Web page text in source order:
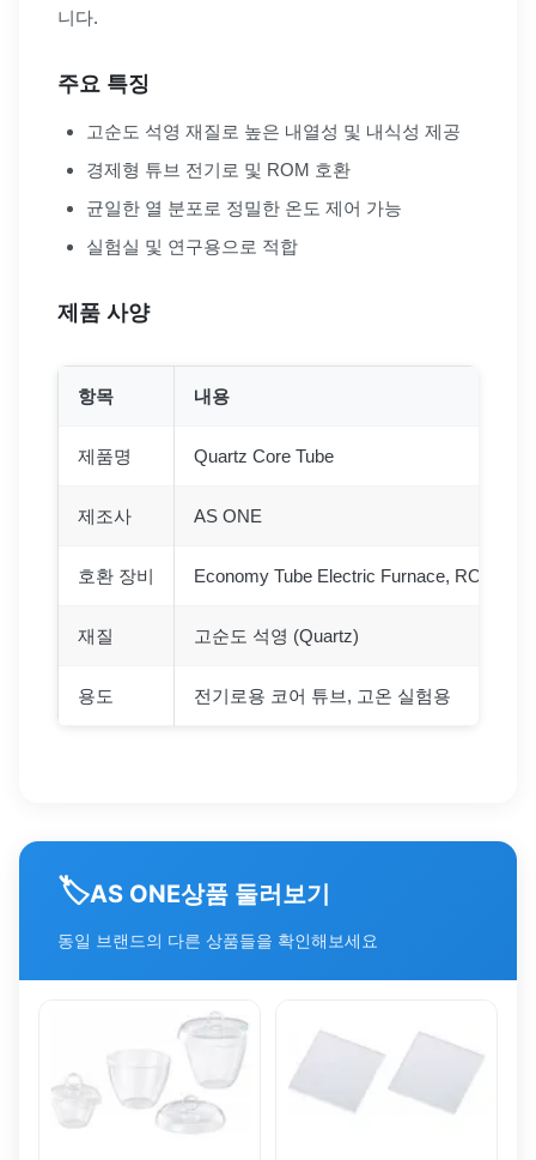
니다.
주요 특징
고순도 석영 재질로 높은 내열성 및 내식성 제공
경제형 튜브 전기로 및 ROM 호환
균일한 열 분포로 정밀한 온도 제어 가능
실험실 및 연구용으로 적합
제품 사양
항목 내용
제품명 Quartz Core Tube
제조사 AS ONE
호환 장비 Economy Tube Electric Furnace, ROM 등
재질 고순도 석영 (Quartz)
용도 전기로용 코어 튜브, 고온 실험용
🏷️AS ONE상품 둘러보기
동일 브랜드의 다른 상품들을 확인해보세요